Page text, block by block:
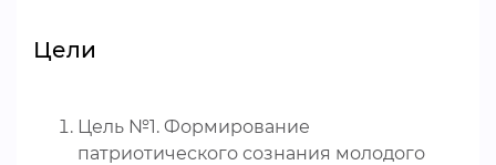
Цели
Цель №1. Формирование
патриотического сознания молодого